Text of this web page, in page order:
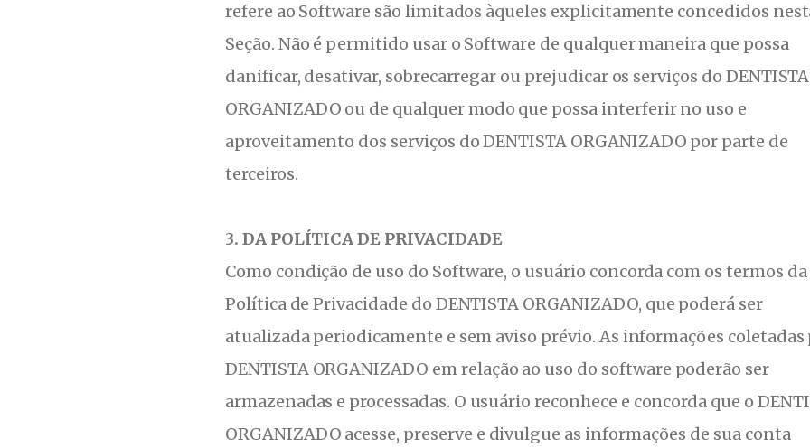
refere ao Software são limitados àqueles explicitamente concedidos
Seção. Não é permitido usar o Software de qualquer maneira que possa
danificar, desativar, sobrecarregar ou prejudicar os serviços do DENTISTA
ORGANIZADO ou de qualquer modo que possa interferir no uso e
aproveitamento dos serviços do DENTISTA ORGANIZADO por parte de
terceiros.
3. DA POLÍTICA DE PRIVACIDADE
Como condição de uso do Software, o usuário concorda com os termos da
Política de Privacidade do DENTISTA ORGANIZADO, que poderá ser
atualizada periodicamente e sem aviso prévio. As informações coletadas
DENTISTA ORGANIZADO em relação ao uso do software poderão ser
armazenadas e processadas. O usuário reconhece e concorda que o
ORGANIZADO acesse, preserve e divulgue as informações de sua conta